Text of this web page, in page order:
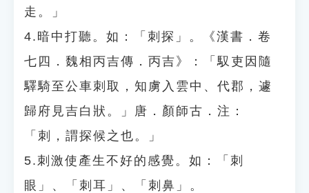
走。」
4.暗中打聽。如：「刺探」。《漢書．卷
七四．魏相丙吉傳．丙吉》：「馭吏因隨
驛騎至公車刺取，知虜入雲中、代郡，遽
歸府見吉白狀。」唐．顏師古．注：
「刺，謂探候之也。」
5.刺激使產生不好的感覺。如：「刺
眼」、「刺耳」、「刺鼻」。